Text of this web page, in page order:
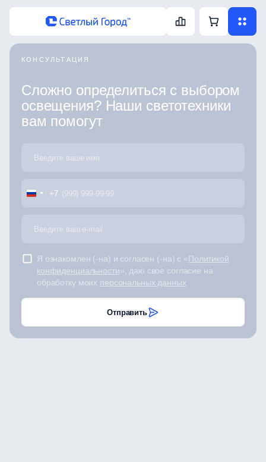
КОНСУЛЬТАЦИЯ
Сложно определиться с выбором
освещения? Наши светотехники
вам помогут
+7
Я ознакомлен (-на) и согласен (-на) с «Политикой
конфиденциальности», даю свое согласие на
обработку моих персональных данных
Отправить